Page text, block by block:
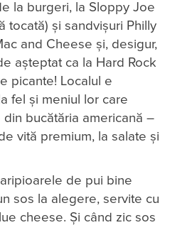
la burgeri, la Sloppy Joe
tocată) și sandvișuri Philly
and Cheese și, desigur,
așteptat ca la Hard Rock
picante! Localul e
fel și meniul lor care
bucătăria americană –
vită premium, la salate și
de pui bine
sos la alegere, servite cu
cheese. Și când zic sos